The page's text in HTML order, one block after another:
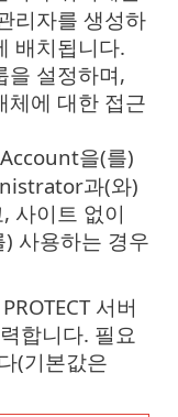
리자를 생성하
배치됩니다.
을 설정하며,
체에 대한 접근
을(를)
과(와)
사이트 없이
사용하는 경우
서버
합니다. 필요
(기본값은